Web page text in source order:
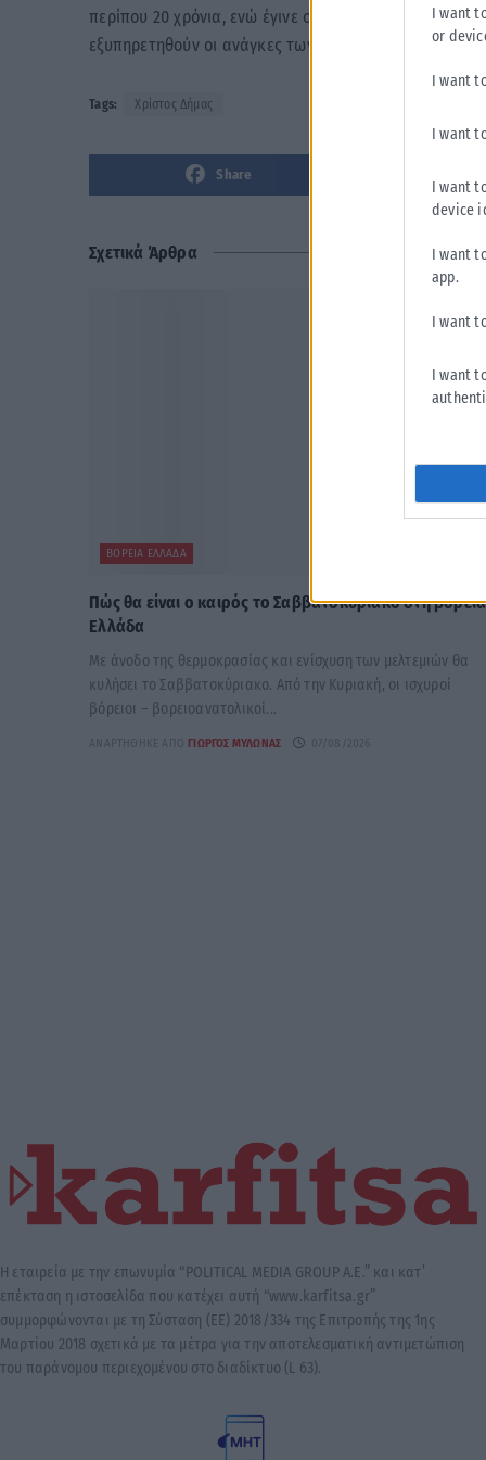
I want
or
I want
I want
I want
device
I want
app.
I want
I want
περίπου 20 χρόνια, ενώ έγινε συζήτηση και για την
εξυπηρετηθούν οι ανάγκες των κατοίκων και των
Tags: Χρίστος Δήμας
Share
Σχετικά Άρθρα
ΒΌΡΕΙΑ ΕΛΛΆΔΑ
Πώς θα είναι ο καιρός το Σαββατοκύριακο στη βόρεια
Ελλάδα
Με άνοδο της θερμοκρασίας και ενίσχυση των μελτεμιών θα
κυλήσει το Σαββατοκύριακο. Από την Κυριακή, οι ισχυροί
βόρειοι – βορειοανατολικοί...
ΓΙΏΡΓΟΣ ΜΥΛΩΝΆΣ 07/08/2026
Η εταιρεία με την επωνυμία “POLITICAL MEDIA GROUP A.E.” και κατ’
επέκταση η ιστοσελίδα που κατέχει αυτή “www.karfitsa.gr”
συμμορφώνονται με τη Σύσταση (ΕΕ) 2018/334 της Επιτροπής της 1ης
Μαρτίου 2018 σχετικά με τα μέτρα για την αποτελεσματική αντιμετώπιση
του παράνομου περιεχομένου στο διαδίκτυο (L 63).